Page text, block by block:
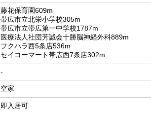
藤花保育園609m
帯広市立北栄小学校305m
帯広市立帯広第一中学校1787m
医療法人社団芳誠会十勝脳神経外科889m
フクハラ西5条店536m
セイコーマート帯広西7条店302m
-
空家
即入居可